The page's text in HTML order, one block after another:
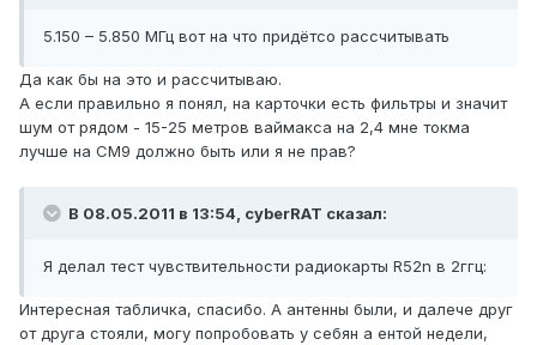
5.150 – 5.850 МГц вот на что придётсо рассчитывать
Да как бы на это и рассчитываю.
А если правильно я понял, на карточки есть фильтры и значит
шум от рядом - 15-25 метров ваймакса на 2,4 мне токма
лучше на CM9 должно быть или я не прав?
В 08.05.2011 в 13:54, cyberRAT сказал:
Я делал тест чувствительности радиокарты R52n в 2ггц:
Интересная табличка, спасибо. А антенны были, и далече друг
от друга стояли, могу попробовать у себян а ентой недели,